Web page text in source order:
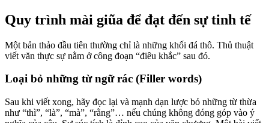
Quy trình mài giũa để đạt đến sự tinh tế
Một bản thảo đầu tiên thường chỉ là những khối đá thô. Thủ thuật
viết văn thực sự nằm ở công đoạn “điêu khắc” sau đó.
Loại bỏ những từ ngữ rác (Filler words)
Sau khi viết xong, hãy đọc lại và mạnh dạn lược bỏ những từ thừa
như “thì”, “là”, “mà”, “rằng”… nếu chúng không đóng góp vào ý